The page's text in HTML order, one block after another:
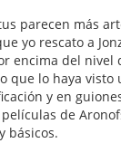
parecen más
yo rescato a
encima del nivel
que lo haya visto
y en
de
básicos.